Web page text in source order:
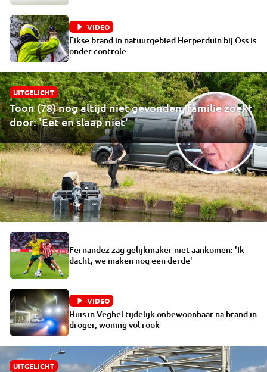
VIDEO
Fikse brand in natuurgebied Herperduin bij Oss is
onder controle
UITGELICHT
Toon (78) nog altijd niet gevonden, familie zoekt
door: 'Eet en slaap niet'
Fernandez zag gelijkmaker niet aankomen: 'Ik
dacht, we maken nog een derde'
VIDEO
Huis in Veghel tijdelijk onbewoonbaar na brand in
droger, woning vol rook
UITGELICHT